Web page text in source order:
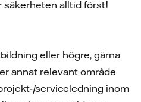
säkerheten alltid först!
eller högre, gärna
annat relevant område
serviceledning inom